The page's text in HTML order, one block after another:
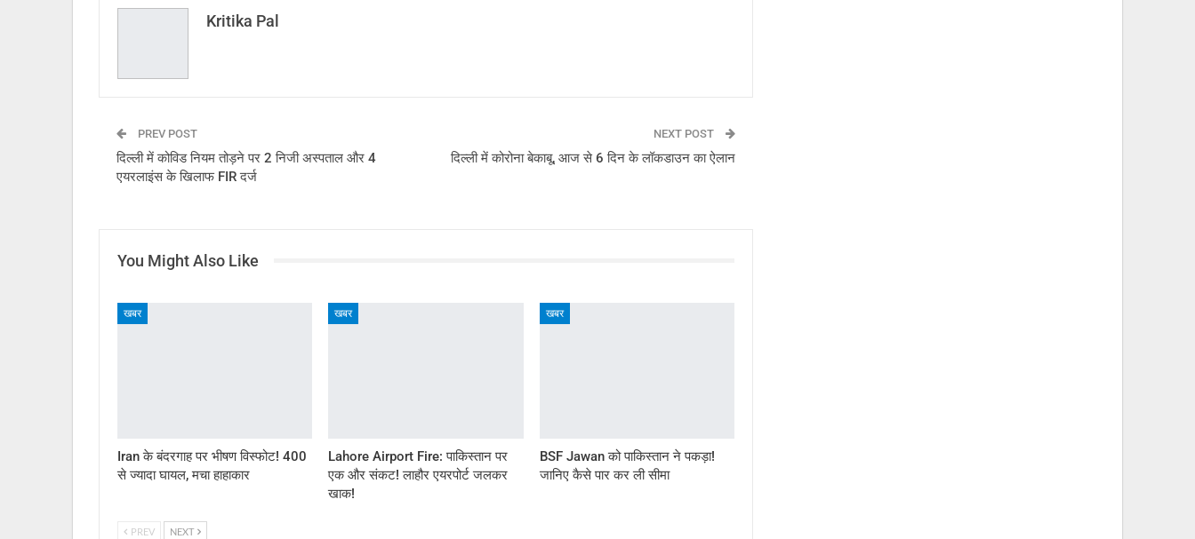
Kritika Pal
PREV POST
दिल्ली में कोविड नियम तोड़ने पर 2 निजी अस्पताल और 4
एयरलाइंस के खिलाफ FIR दर्ज
NEXT POST
दिल्ली में कोरोना बेकाबू, आज से 6 दिन के लॉकडाउन का ऐलान
You Might Also Like
खबर
Iran के बंदरगाह पर भीषण विस्फोट! 400
से ज्यादा घायल, मचा हाहाकार
खबर
Lahore Airport Fire: पाकिस्तान पर
एक और संकट! लाहौर एयरपोर्ट जलकर
खाक!
खबर
BSF Jawan को पाकिस्तान ने पकड़ा!
जानिए कैसे पार कर ली सीमा
PREV NEXT